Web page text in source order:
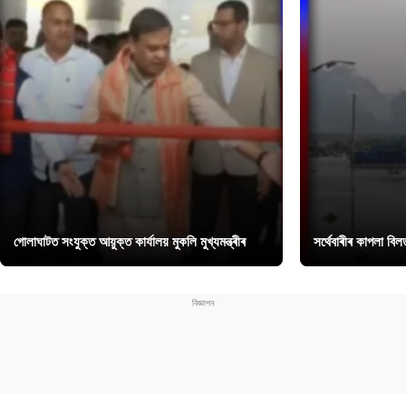
গোলাঘাটত সংযুক্ত আয়ুক্ত কাৰ্যালয় মুকলি মুখ্যমন্ত্ৰীৰ সৰ্থেবাৰীৰ কাপলা